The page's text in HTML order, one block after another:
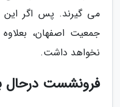
می گیرند. پس اگر این
جمعیت اصفهان،
نخواهد داشت.
فرونشست درحال